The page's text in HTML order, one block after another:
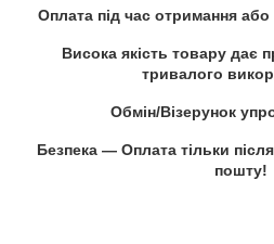
Оплата під час отримання
Висока якість товару дає
тривалого
Обмін/Візерунок
Безпека — Оплата тільки
пошту!